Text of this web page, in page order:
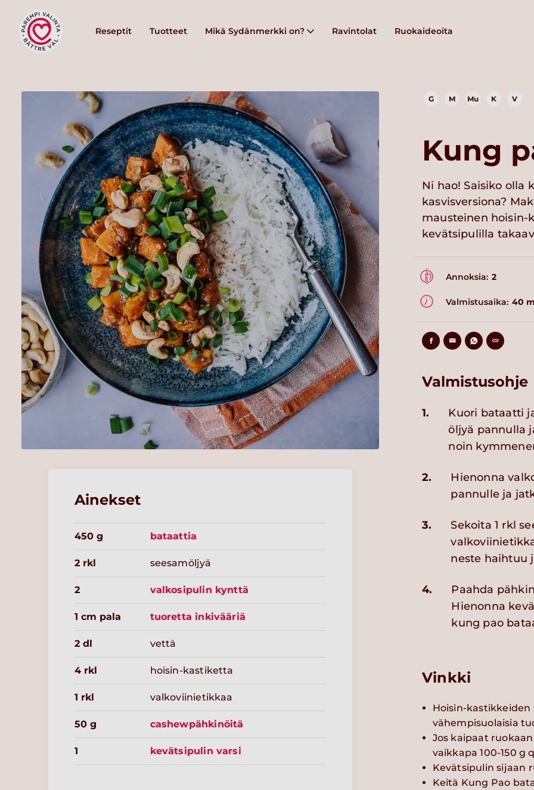
Reseptit Tuotteet Mikä Sydänmerkki on? Ravintolat Ruokaideoita
Ainekset
450 g bataattia
2 rkl seesamöljyä
2 valkosipulin kynttä
1 cm pala tuoretta inkivääriä
2 dl vettä
4 rkl hoisin-kastiketta
1 rkl valkoviinietikkaa
50 g cashewpähkinöitä
1 kevätsipulin varsi
G M Mu K V
Kung
Ni hao! Saisiko olla
kasvisversiona?
mausteinen hoisin-
kevätsipulilla
Annoksia: 2
Valmistusaika: 40
Valmistusohje
1.
Kuori bataatti
öljyä pannulla
noin
2.
Hienonna
pannulle ja
3.
Sekoita 1 rkl
neste haihtuu
4.
Paahda
Hienonna
kung pao
Vinkki
Hoisin-kastikkeiden
vähempisuolaisia
Jos kaipaat
vaikkapa 100-150
Kevätsipulin sijaan
Keitä Kung Pao